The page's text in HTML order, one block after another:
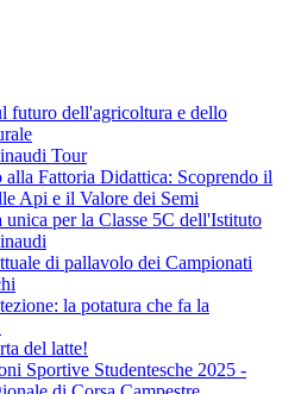
futuro dell'agricoltura e dello
Tour
Fattoria Didattica: Scoprendo il
Api e il Valore dei Semi
unica per la Classe 5C dell'Istituto
di pallavolo dei Campionati
la potatura che fa la
del latte!
Sportive Studentesche 2025 -